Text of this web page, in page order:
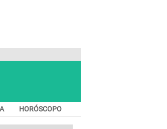
HORÓSCOPO